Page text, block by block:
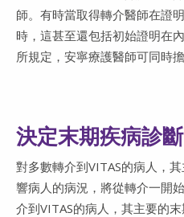
師。有時當取得轉介醫師在證
時，這甚至還包括初始證明在
所規定，安寧療護醫師可同時
決定末期疾病診斷
對多數轉介到VITAS的病人，
響病人的病況，將從轉介一開
介到VITAS的病人，其主要的